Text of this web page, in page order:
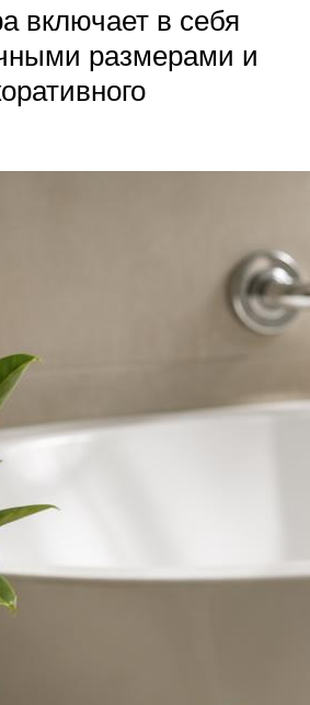
включает в себя
размерами и